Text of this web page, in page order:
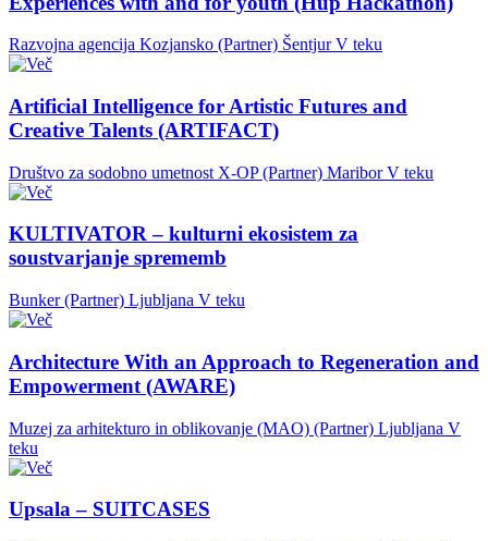
Razvojna agencija Kozjansko (Partner) Šentjur V teku
Artificial Intelligence for Artistic Futures and
Creative Talents (ARTIFACT)
Društvo za sodobno umetnost X-OP (Partner) Maribor V teku
KULTIVATOR – kulturni ekosistem za
soustvarjanje sprememb
Bunker (Partner) Ljubljana V teku
Architecture With an Approach to Regeneration and
Empowerment (AWARE)
Muzej za arhitekturo in oblikovanje (MAO) (Partner) Ljubljana V
teku
Upsala – SUITCASES